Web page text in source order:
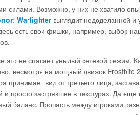
силами. Возможно, у них не хватило
Warfighterвыглядит недоделанной и
есть свои фишки, например, выбор
это не спасает унылый сетевой режим.
несмотря на мощный движок Frostbite
принимает вид от третьего лица,
и просто застрявшее в текстурах. Да
баланс. Пропасть между игроками